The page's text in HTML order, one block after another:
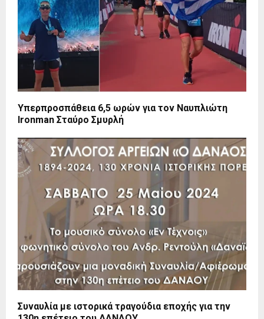
Υπερπροσπάθεια 6,5 ωρών για τον Ναυπλιώτη
Ironman Σταύρο Σμυρλή
Συναυλία με ιστορικά τραγούδια εποχής για την